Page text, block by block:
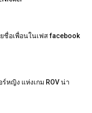
ชื่อเพื่อนในเฟส facebook
หญิง แห่งเกม ROV น่า